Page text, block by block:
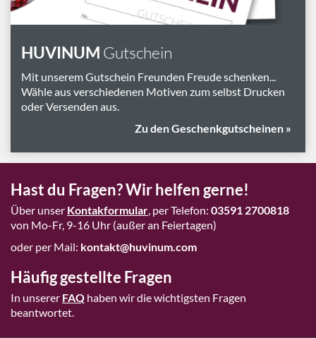
Wissenswelt
Schlagworte
HUVINUM Gutschein
Mit unserem Gutschein Freunden Freude schenken...
Wähle aus verschiedenen Motiven zum selbst Drucken
oder Versenden aus.
Zu den Geschenkgutscheinen »
Hast du Fragen? Wir helfen gerne!
Über unser Kontakformular, per Telefon: 03591 2700818
von Mo-Fr, 9-16 Uhr (außer an Feiertagen)
oder per Mail: kontakt@huvinum.com
Häufig gestellte Fragen
In unserer FAQ haben wir die wichtigsten Fragen
beantwortet.